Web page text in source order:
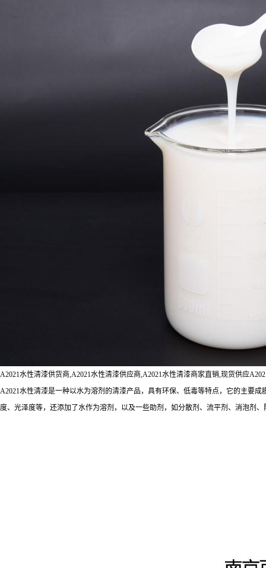
A2021水性清漆供货商,A2021水性清漆供应商,A2021水性清漆商家直销,现货供应
A2021水性清漆是一种以水为溶剂的清漆产品，具有环保、低毒等特点，它的主要
度、光泽度等，还添加了水作为溶剂，以及一些助剂，如分散剂、流平剂、消泡剂